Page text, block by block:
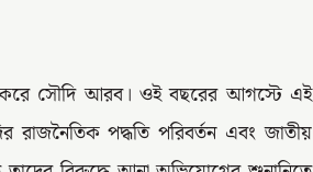
করে সৌদি আরব। ওই বছরের আগস্টে এই
রাজনৈতিক পদ্ধতি পরিবর্তন এবং জাতীয়